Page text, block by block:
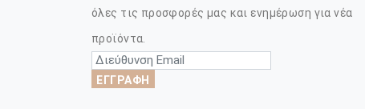
όλες τις προσφορές μας και ενημέρωση για νέα
προϊόντα.
ΕΓΓΡΑΦΗ